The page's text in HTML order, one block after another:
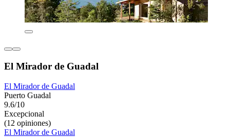
El Mirador de Guadal
El Mirador de Guadal
Puerto Guadal
9.6/10
Excepcional
(12 opiniones)
El Mirador de Guadal